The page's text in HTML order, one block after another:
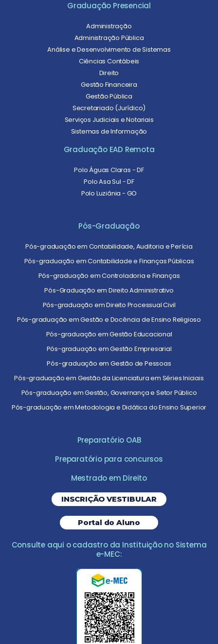
Graduação Presencial
Administração
Administração Pública
Análise e Desenvolvimento de Sistemas
Ciências Contábeis
Direito
Gestão Financeira
Gestão Pública
Secretariado (Jurídico)
Serviços Judiciais e Notariais
Sistemas de Informação
Graduação EAD Remota
Polo Águas Claras - DF
Polo Asa Sul - DF
Polo Luziânia - GO
Pós-Graduação
Pós-graduação em Contabilidade, Auditoria e Perícia
Pós-graduação em Contabilidade e Finanças Públicas
Pós-graduação em Controladoria e Finanças
Pós-Graduação em Direito Administrativo
Pós-graduação em Direito Processual Civil
Pós-graduação em Gestão e Docência de Ensino Religioso
Pós-graduação em Gestão Educacional
Pós-graduação em Gestão Empresarial
Pós-graduação em Gestão de Pessoas
Pós-graduação em Gestão da Licenciatura em Séries Iniciais
Pós-graduação em Gestão, Governança e Setor Público
Pós-graduação em Metodologia e Didática do Ensino Superior
Preparatório OAB
Preparatório para concursos
Mestrado em Direito
INSCRIÇÃO VESTIBULAR
Portal do Aluno
Consulte aqui o cadastro da Instituição no Sistema
e-MEC: